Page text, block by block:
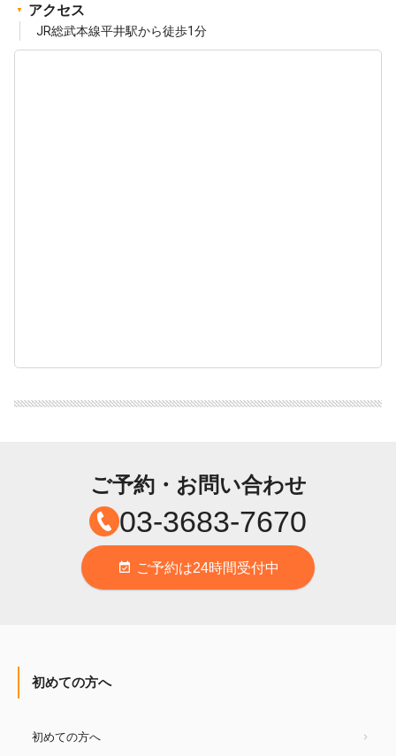
アクセス
JR総武本線平井駅から徒歩1分
ご予約・お問い合わせ
03-3683-7670
event_available ご予約は24時間受付中
初めての方へ
初めての方へ